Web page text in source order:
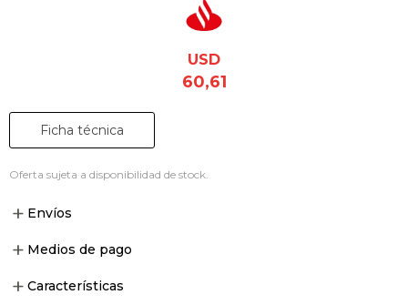
USD
60,61
Ficha técnica
Oferta sujeta a disponibilidad de stock.
Envíos
Medios de pago
Características